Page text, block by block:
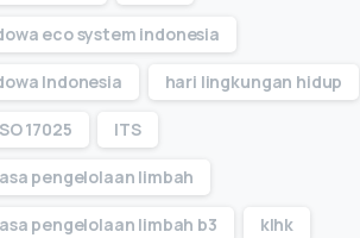
eco system indonesia
Indonesia hari lingkungan hidup
17025 ITS
pengelolaan limbah
pengelolaan limbah b3 klhk